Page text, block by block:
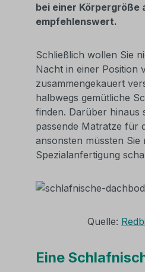
bei einer Körpergröße
empfehlenswert.
Schließlich wollen Sie
Nacht in einer Position
zusammengekauert
halbwegs gemütliche
finden. Darüber hinaus
passende Matratze für
ansonsten müssten Sie
Spezialanfertigung
Quelle:
Eine